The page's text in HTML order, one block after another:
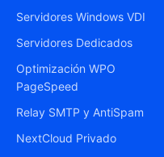
Servidores Windows VDI
Servidores Dedicados
Optimización WPO
PageSpeed
Relay SMTP y AntiSpam
NextCloud Privado